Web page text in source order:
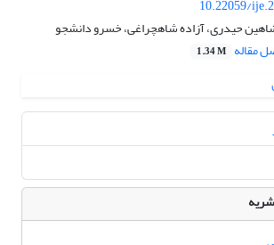
10.22059/
حیدری، آزاده شاهچراغی، خسرو دانشجو
مقاله 1.34 M